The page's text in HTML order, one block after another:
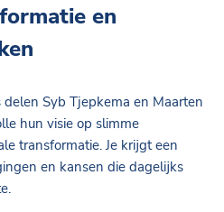
en
Syb Tjepkema en Maarten
hun visie op slimme
transformatie. Je krijgt een
en kansen die dagelijks